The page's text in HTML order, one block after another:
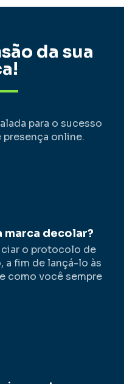
da sua
para o sucesso
online.
marca decolar?
o protocolo de
a fim de lançá-lo às
como você sempre